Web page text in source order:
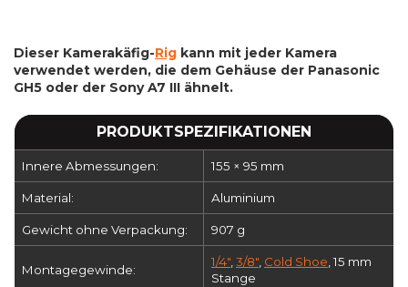
Dieser Kamerakäfig-Rig kann mit jeder Kamera
verwendet werden, die dem Gehäuse der Panasonic
GH5 oder der Sony A7 III ähnelt.
PRODUKTSPEZIFIKATIONEN
Innere Abmessungen: 155 × 95 mm
Material: Aluminium
Gewicht ohne Verpackung: 907 g
Montagegewinde:
1/4",3/8", Cold Shoe, 15 mm
Stange